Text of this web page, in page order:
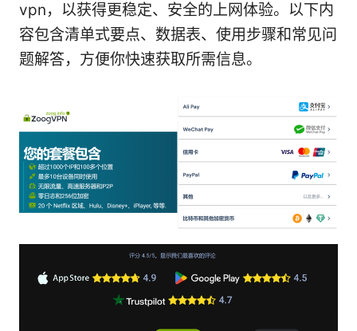
vpn，以获得更稳定、安全的上网体验。以下内
容包含清单式要点、数据表、使用步骤和常见问
题解答，方便你快速获取所需信息。